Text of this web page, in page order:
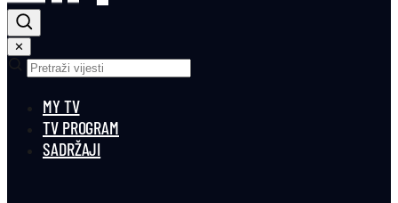
✕
MY TV
TV PROGRAM
SADRŽAJI